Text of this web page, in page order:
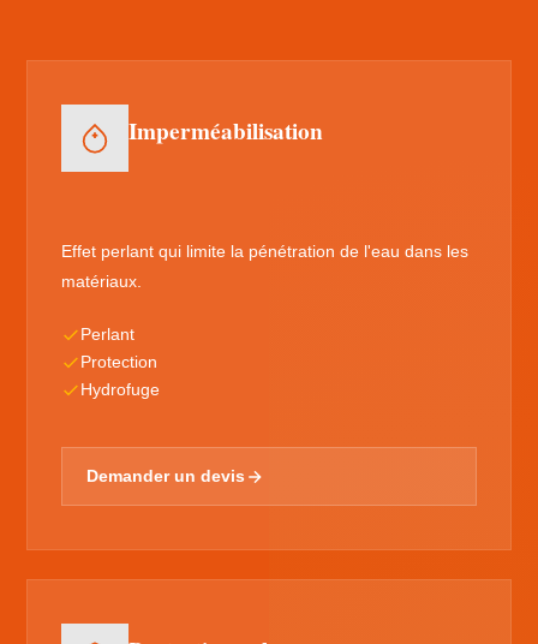
Imperméabilisation
Effet perlant qui limite la pénétration de l'eau dans les
matériaux.
Perlant
Protection
Hydrofuge
Demander un devis